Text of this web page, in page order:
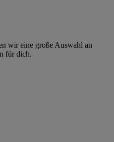
wir eine große Auswahl an
für dich.